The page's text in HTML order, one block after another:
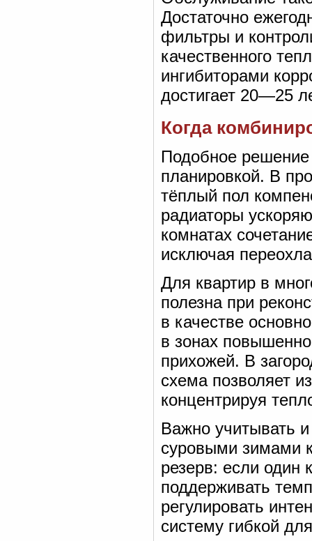
Достаточно
фильтры и
качественного
ингибиторами
достигает 20—25
Когда
Подобное
планировкой. В
тёплый пол
радиаторы
комнатах
исключая
Для квартир в
полезна при
в качестве
в зонах
прихожей. В
схема позволяет
концентрируя
Важно учитывать
суровыми зимами
резерв: если один
поддерживать
регулировать
систему гибкой